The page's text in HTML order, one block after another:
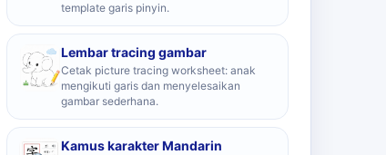
template garis pinyin.
Lembar tracing gambar
Cetak picture tracing worksheet: anak
mengikuti garis dan menyelesaikan
gambar sederhana.
Kamus karakter Mandarin